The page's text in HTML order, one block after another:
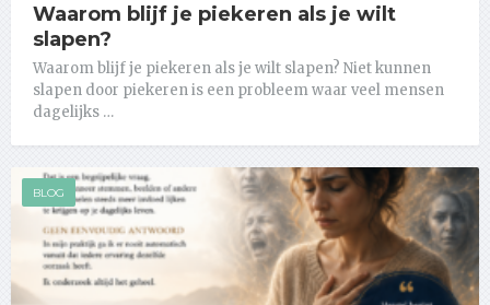
Waarom blijf je piekeren als je wilt
slapen?
Waarom blijf je piekeren als je wilt slapen? Niet kunnen
slapen door piekeren is een probleem waar veel mensen
dagelijks …
BLOG